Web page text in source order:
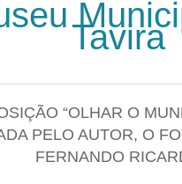
conteúdo principal
Tavira
“OLHAR O
PELO AUTOR, O
FERNANDO